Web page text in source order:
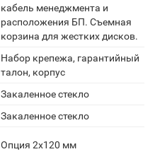
кабель менеджмента и
расположения БП. Съемная
корзина для жестких дисков.
Набор крепежа, гарантийный
талон, корпус
Закаленное стекло
Закаленное стекло
Опция 2х120 мм